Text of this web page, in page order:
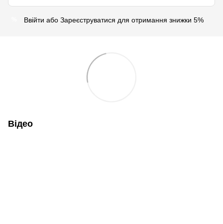
Ввійти або Зареєструватися для отримання знижки 5%
Відео